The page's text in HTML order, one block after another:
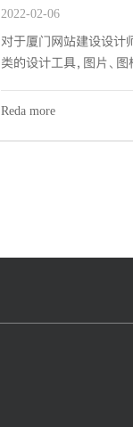
2022-02-06
对于厦门网站建设设计
类的设计工具，图片、
速的，更游刃有余的完
Reda more